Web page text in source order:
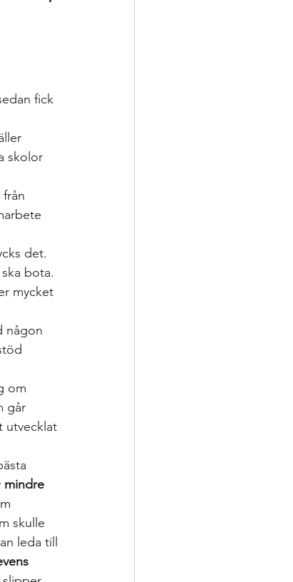
fick
skolor
det.
bota.
mycket
någon
om
går
utvecklat
mindre
skulle
leda till